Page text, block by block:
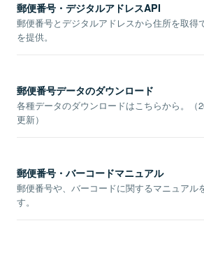
郵便番号・デジタルアドレスAPI
郵便番号とデジタルアドレスから住所を取得
を提供。
郵便番号データのダウンロード
各種データのダウンロードはこちらから。（
更新）
郵便番号・バーコードマニュアル
郵便番号や、バーコードに関するマニュアル
す。